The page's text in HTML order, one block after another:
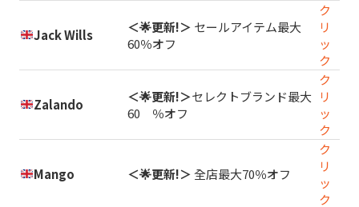
Jack Wills ＜🌟更新!＞ セールアイテム最大
60％オフ
ク
リ
ッ
ク
Zalando ＜🌟更新!＞セレクトブランド最大
60 ％オフ
ク
リ
ッ
ク
Mango ＜🌟更新!＞全店最大70％オフ
ク
リ
ッ
ク